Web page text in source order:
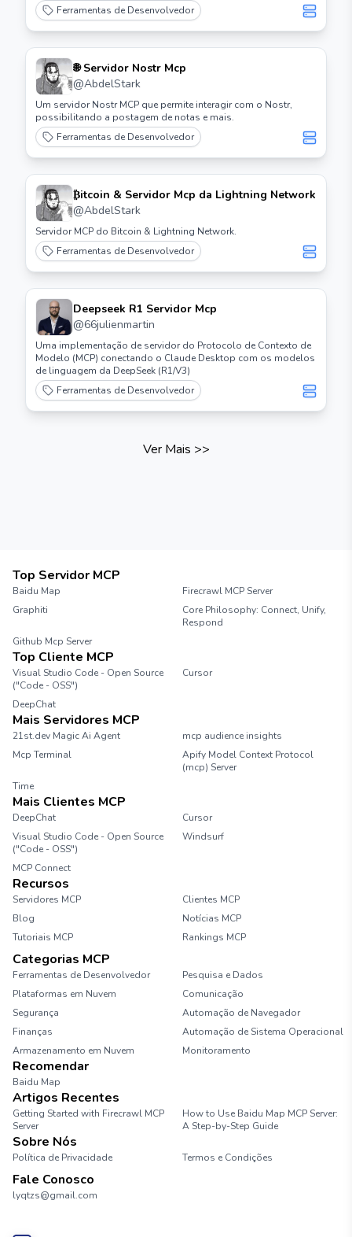
Ferramentas de Desenvolvedor
🌐 Servidor Nostr Mcp
@AbdelStark
Um servidor Nostr MCP que permite interagir com o Nostr,
possibilitando a postagem de notas e mais.
Ferramentas de Desenvolvedor
₿itcoin & Servidor Mcp da Lightning Network
@AbdelStark
Servidor MCP do Bitcoin & Lightning Network.
Ferramentas de Desenvolvedor
Deepseek R1 Servidor Mcp
@66julienmartin
Uma implementação de servidor do Protocolo de Contexto de
Modelo (MCP) conectando o Claude Desktop com os modelos
de linguagem da DeepSeek (R1/V3)
Ferramentas de Desenvolvedor
Ver Mais >>
Top Servidor MCP
Baidu Map
Firecrawl MCP Server
Graphiti
Core Philosophy: Connect, Unify,
Respond
Github Mcp Server
Top Cliente MCP
Visual Studio Code - Open Source
("Code - OSS")
Cursor
DeepChat
Mais Servidores MCP
21st.dev Magic Ai Agent
mcp audience insights
Mcp Terminal
Apify Model Context Protocol
(mcp) Server
Time
Mais Clientes MCP
DeepChat
Cursor
Visual Studio Code - Open Source
("Code - OSS")
Windsurf
MCP Connect
Recursos
Servidores MCP
Clientes MCP
Blog
Notícias MCP
Tutoriais MCP
Rankings MCP
Categorias MCP
Ferramentas de Desenvolvedor
Pesquisa e Dados
Plataformas em Nuvem
Comunicação
Segurança
Automação de Navegador
Finanças
Automação de Sistema Operacional
Armazenamento em Nuvem
Monitoramento
Recomendar
Baidu Map
Artigos Recentes
Getting Started with Firecrawl MCP
Server
How to Use Baidu Map MCP Server:
A Step-by-Step Guide
Sobre Nós
Política de Privacidade Termos e Condições
Fale Conosco
lyqtzs@gmail.com